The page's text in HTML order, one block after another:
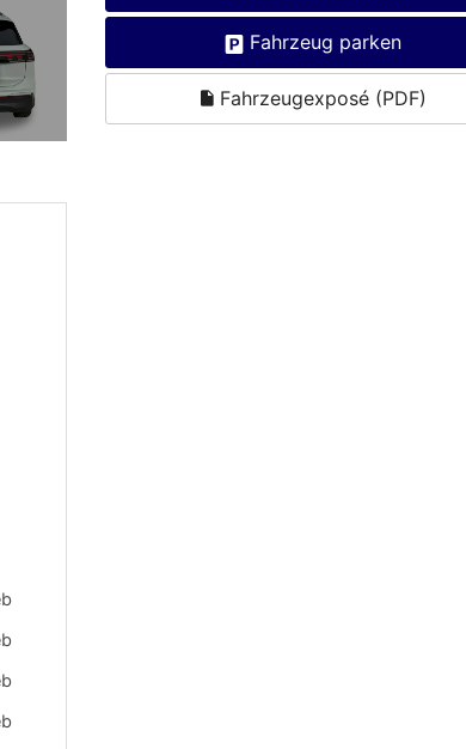
Fahrzeug parken
Fahrzeugexposé (PDF)